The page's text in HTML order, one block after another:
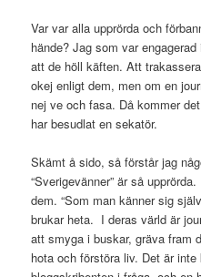
Var var alla upprörda och
hände? Jag som var
att de höll käften. Att
okej enligt dem, men om en
nej ve och fasa. Då kommer
har besudlat en sekatör.
Skämt å sido, så förstår jag
“Sverigevänner” är så
dem. “Som man känner sig
brukar heta. I deras värld är
att smyga i buskar, gräva fram
hota och förstöra liv. Det är